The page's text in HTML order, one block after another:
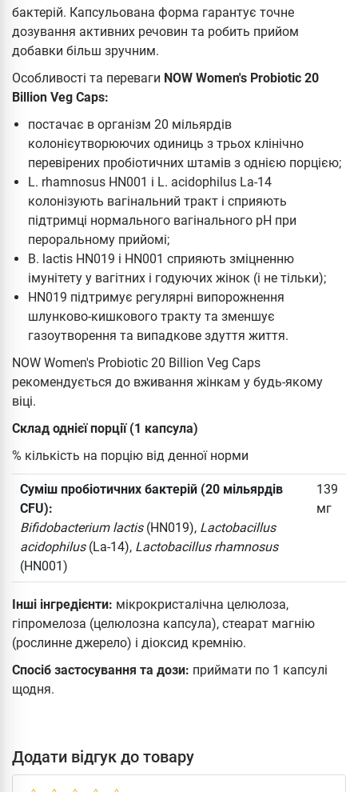
бактерій. Капсульована форма гарантує точне
дозування активних речовин та робить прийом
добавки більш зручним.
Особливості та переваги NOW Women's Probiotic 20
Billion Veg Caps:
постачає в організм 20 мільярдів
колонієутворюючих одиниць з трьох клінічно
перевірених пробіотичних штамів з однією порцією;
L. rhamnosus HN001 і L. acidophilus La-14
колонізують вагінальний тракт і сприяють
підтримці нормального вагінального рН при
пероральному прийомі;
B. lactis HN019 і HN001 сприяють зміцненню
імунітету у вагітних і годуючих жінок (і не тільки);
HN019 підтримує регулярні випорожнення
шлунково-кишкового тракту та зменшує
газоутворення та випадкове здуття життя.
NOW Women's Probiotic 20 Billion Veg Caps
рекомендується до вживання жінкам у будь-якому
віці.
Склад однієї порції (1 капсула)
% кількість на порцію від денної норми
Суміш пробіотичних бактерій (20 мільярдів
CFU):
Bifidobacterium lactis(HN019), Lactobacillus
acidophilus(La-14), Lactobacillus rhamnosus
(HN001)
139
мг
Інші інгредієнти: мікрокристалічна целюлоза,
гіпромелоза (целюлозна капсула), стеарат магнію
(рослинне джерело) і діоксид кремнію.
Спосіб застосування та дози: приймати по 1 капсулі
щодня.
Додати відгук до товару